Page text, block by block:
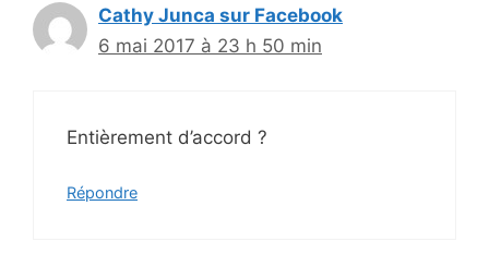
Cathy Junca sur Facebook
6 mai 2017 à 23 h 50 min
Entièrement d’accord ?
Répondre